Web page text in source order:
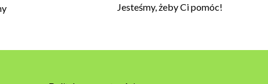
Jesteśmy, żeby Ci pomóc!